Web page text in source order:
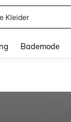
Kleider
Bademode